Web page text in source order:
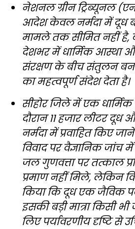
नेशनल ग्रीन ट्रिब्यूनल
आदेश केवल नर्मदा में दूध
मामले तक सीमित नहीं है,
देशभर में धार्मिक आस्था
संरक्षण के बीच संतुलन
का महत्वपूर्ण संदेश देता है।
सीहोर जिले में एक
दौरान 11 हजार लीटर दूध
नर्मदा में प्रवाहित किए
विवाद पर वैज्ञानिक जांच
जल गुणवत्ता पर तत्काल
प्रमाण नहीं मिले, लेकिन
किया कि दूध एक जैविक
इसकी बड़ी मात्रा किसी
लिए पर्यावरणीय दृष्टि से